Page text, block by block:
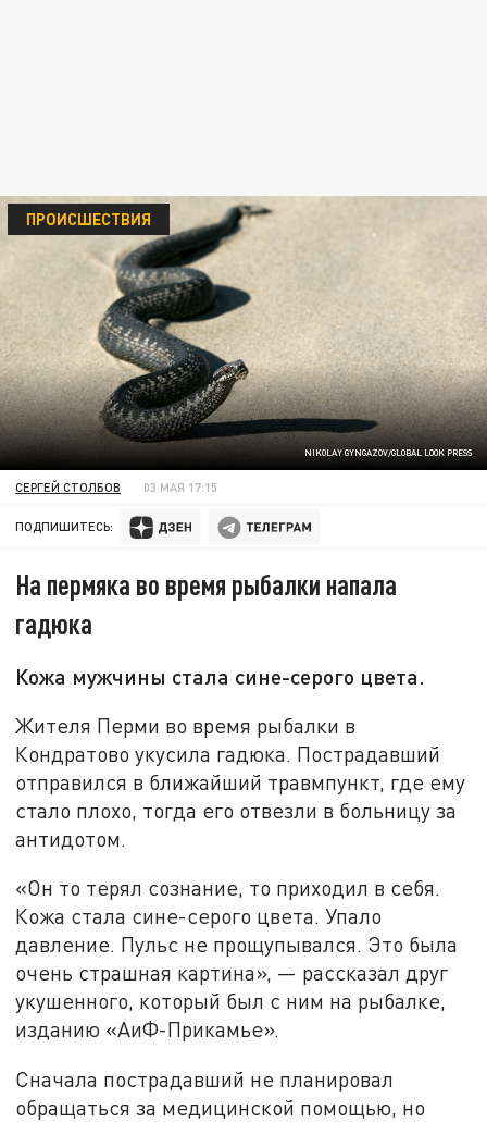
NIKOLAY GYNGAZOV/GLOBAL LOOK PRESS
ПРОИСШЕСТВИЯ
СЕРГЕЙ СТОЛБОВ 03 МАЯ 17:15
ПОДПИШИТЕСЬ:
На пермяка во время рыбалки напала
гадюка
Кожа мужчины стала сине-серого цвета.
Жителя Перми во время рыбалки в
Кондратово укусила гадюка. Пострадавший
отправился в ближайший травмпункт, где ему
стало плохо, тогда его отвезли в больницу за
антидотом.
«Он то терял сознание, то приходил в себя.
Кожа стала сине-серого цвета. Упало
давление. Пульс не прощупывался. Это была
очень страшная картина», — рассказал друг
укушенного, который был с ним на рыбалке,
изданию «АиФ-Прикамье».
Сначала пострадавший не планировал
обращаться за медицинской помощью, но